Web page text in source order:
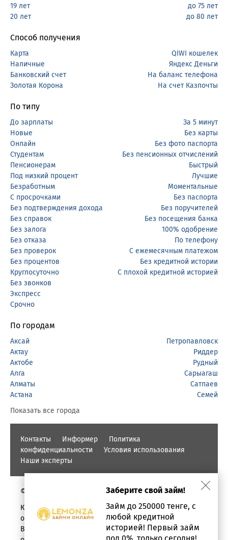
19 лет
20 лет
до 75 лет
до 80 лет
Способ получения
Карта
Наличные
Банковский счет
Золотая Корона
QIWI кошелек
Яндекс Деньги
На баланс телефона
На счет Казпочты
По типу
До зарплаты
Новые
Онлайн
Студентам
Пенсионерам
Под низкий процент
Безработным
С просрочками
Без подтверждения дохода
Без справок
Без залога
Без отказа
Без проверок
Без процентов
Круглосуточно
Без звонков
Экспресс
Срочно
За 5 минут
Без карты
Без фото паспорта
Без пенсионных отчислений
Быстрый
Лучшие
Моментальные
Без паспорта
Без поручителей
Без посещения банка
100% одобрение
По телефону
С ежемесячным платежом
Без кредитной истории
С плохой кредитной историей
По городам
Аксай
Актау
Актобе
Алга
Алматы
Астана
Петропавловск
Риддер
Рудный
Сарыагаш
Сатпаев
Семей
Показать все города
Контакты Информер
Политика
конфиденциальности
Условия использования
Наши эксперты
© PROFINZ.KZ
Казахстан, г. Алматы, проспект Аль-фараби, дом 17,
офис 1602
Вся информация о кредитах и займах предоставлена в
Заберите свой займ!
Займ до 250000 тенге, с
любой кредитной
историей! Первый займ